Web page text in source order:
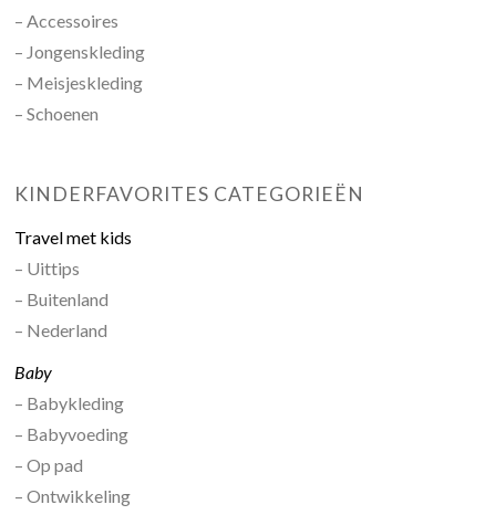
– Accessoires
– Jongenskleding
– Meisjeskleding
– Schoenen
KINDERFAVORITES CATEGORIEËN
Travel met kids
– Uittips
– Buitenland
– Nederland
Baby
– Babykleding
– Babyvoeding
– Op pad
– Ontwikkeling